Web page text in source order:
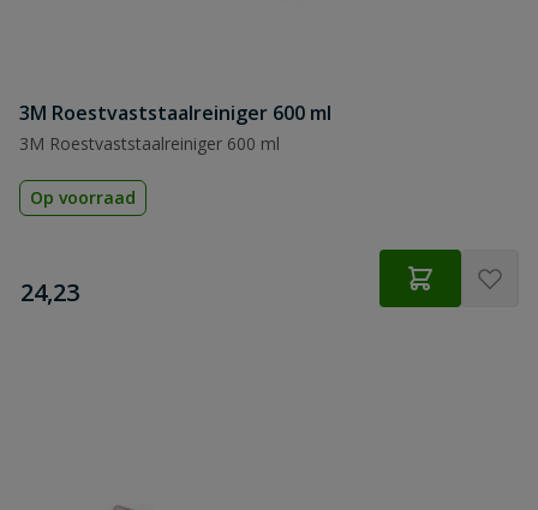
3M Roestvaststaalreiniger 600 ml
3M Roestvaststaalreiniger 600 ml
Op voorraad
€
24,23